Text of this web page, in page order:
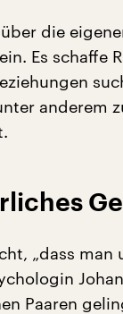
die
Es schaffe
anderem
„dass
Paaren